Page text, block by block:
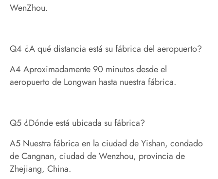
WenZhou.
Q4 ¿A qué distancia está su fábrica del aeropuerto?
A4 Aproximadamente 90 minutos desde el
aeropuerto de Longwan hasta nuestra fábrica.
Q5 ¿Dónde está ubicada su fábrica?
A5 Nuestra fábrica en la ciudad de Yishan, condado
de Cangnan, ciudad de Wenzhou, provincia de
Zhejiang, China.